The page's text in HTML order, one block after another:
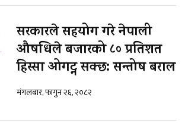
सरकारले सहयोग गरे नेपाली
औषधिले बजारको ८० प्रतिशत
हिस्सा ओगट्न सक्छ: सन्तोष बराल
मंगलबार, फागुन २६, २०८२